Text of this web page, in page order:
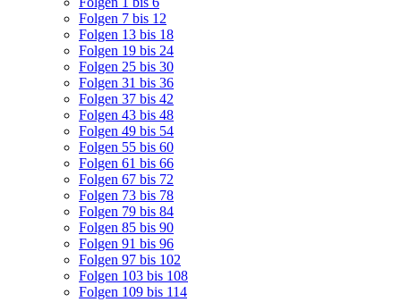
Folgen 7 bis 12
Folgen 13 bis 18
Folgen 19 bis 24
Folgen 25 bis 30
Folgen 31 bis 36
Folgen 37 bis 42
Folgen 43 bis 48
Folgen 49 bis 54
Folgen 55 bis 60
Folgen 61 bis 66
Folgen 67 bis 72
Folgen 73 bis 78
Folgen 79 bis 84
Folgen 85 bis 90
Folgen 91 bis 96
Folgen 97 bis 102
Folgen 103 bis 108
Folgen 109 bis 114